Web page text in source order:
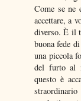
Come se ne
accettare, a
diverso. È il
buona fede
una piccola
del furto al
questo è